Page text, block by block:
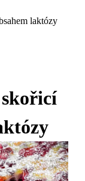
laktózy